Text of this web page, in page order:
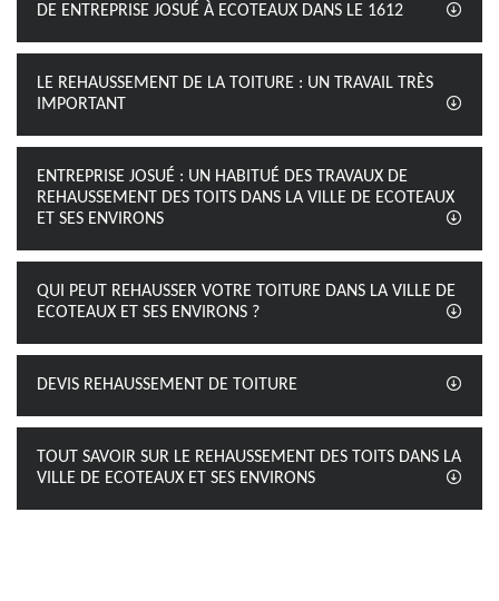
DE ENTREPRISE JOSUÉ À ECOTEAUX DANS LE 1612
LE REHAUSSEMENT DE LA TOITURE : UN TRAVAIL TRÈS
IMPORTANT
ENTREPRISE JOSUÉ : UN HABITUÉ DES TRAVAUX DE
REHAUSSEMENT DES TOITS DANS LA VILLE DE ECOTEAUX
ET SES ENVIRONS
QUI PEUT REHAUSSER VOTRE TOITURE DANS LA VILLE DE
ECOTEAUX ET SES ENVIRONS ?
DEVIS REHAUSSEMENT DE TOITURE
TOUT SAVOIR SUR LE REHAUSSEMENT DES TOITS DANS LA
VILLE DE ECOTEAUX ET SES ENVIRONS